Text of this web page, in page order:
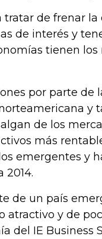
de frenar la
de interés y
tienen
por parte de
y
de los
más
emergentes y
2014.
de un país
y de
del IE Business